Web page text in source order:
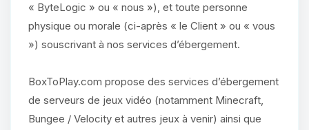
« ByteLogic » ou « nous »), et toute personne
physique ou morale (ci-après « le Client » ou « vous
») souscrivant à nos services d’ébergement.
BoxToPlay.com propose des services d’ébergement
de serveurs de jeux vidéo (notamment Minecraft,
Bungee / Velocity et autres jeux à venir) ainsi que